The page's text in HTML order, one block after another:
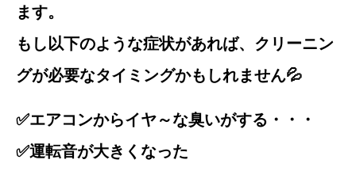
ます。
もし以下のような症状があれば、クリーニン
グが必要なタイミングかもしれません💦
✅エアコンからイヤ～な臭いがする・・・
✅運転音が大きくなった